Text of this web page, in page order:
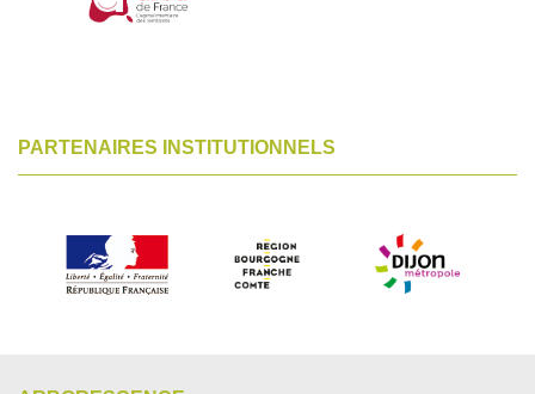
PARTENAIRES INSTITUTIONNELS